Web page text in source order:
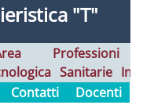
"T"
Professioni
Sanitarie
Contatti Docenti